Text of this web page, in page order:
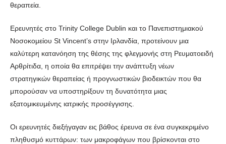
θεραπεία.
Ερευνητές στο Trinity College Dublin και το Πανεπιστημιακού
Νοσοκομείου St Vincent’s στην Ιρλανδία, προτείνουν μια
καλύτερη κατανόηση της θέσης της φλεγμονής στη Ρευματοειδή
Αρθρίτιδα, η οποία θα επιτρέψει την ανάπτυξη νέων
στρατηγικών θεραπείας ή προγνωστικών βιοδεικτών που θα
μπορούσαν να υποστηρίξουν τη δυνατότητα μιας
εξατομικευμένης ιατρικής προσέγγισης.
Οι ερευνητές διεξήγαγαν εις βάθος έρευνα σε ένα συγκεκριμένο
πληθυσμό κυττάρων: των μακροφάγων που βρίσκονται στο